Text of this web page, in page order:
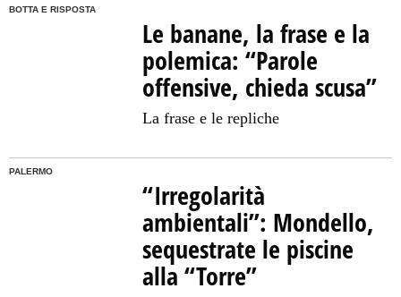
BOTTA E RISPOSTA
Le banane, la frase e la
polemica: “Parole
offensive, chieda scusa”
La frase e le repliche
PALERMO
“Irregolarità
ambientali”: Mondello,
sequestrate le piscine
alla “Torre”